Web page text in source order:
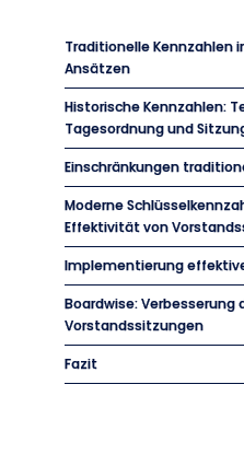
Traditionelle Kennzahlen
Ansätzen
Historische Kennzahlen:
Tagesordnung und
Einschränkungen
Moderne
Effektivität von
Implementierung
Boardwise:
Vorstandssitzungen
Fazit